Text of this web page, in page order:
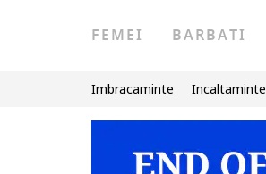
FEMEI BARBATI
Imbracaminte Incaltaminte